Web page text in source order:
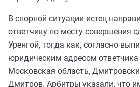
В спорной ситуации истец
ответчику по месту совершения
Уренгой, тогда как, согласно
юридическим адресом ответчика
Московская область,
Дмитров. Арбитры указали, что